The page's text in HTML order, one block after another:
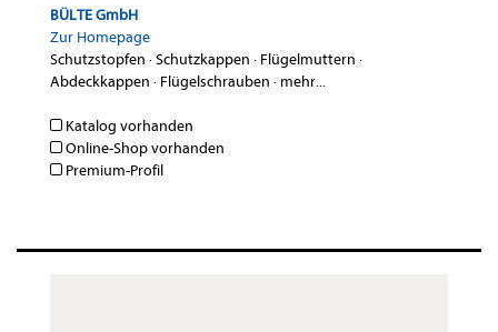
BÜLTE GmbH
Zur Homepage
Schutzstopfen ·Schutzkappen · Flügelmuttern ·
Abdeckkappen · Flügelschrauben · mehr...
Katalog vorhanden
Online-Shop vorhanden
Premium-Profil